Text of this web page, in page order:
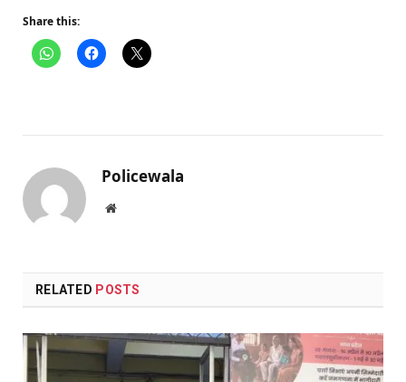
Share this:
Policewala
Website
RELATED POSTS